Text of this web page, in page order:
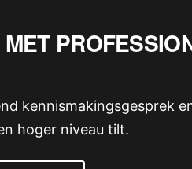
kennismakingsgesprek
hoger niveau tilt.